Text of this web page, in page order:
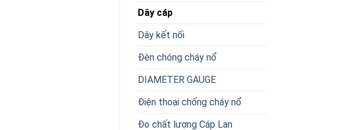
Dây cáp
Dây kết nối
Đèn chóng cháy nổ
DIAMETER GAUGE
Điện thoại chống cháy nổ
Đo chất lượng Cáp Lan